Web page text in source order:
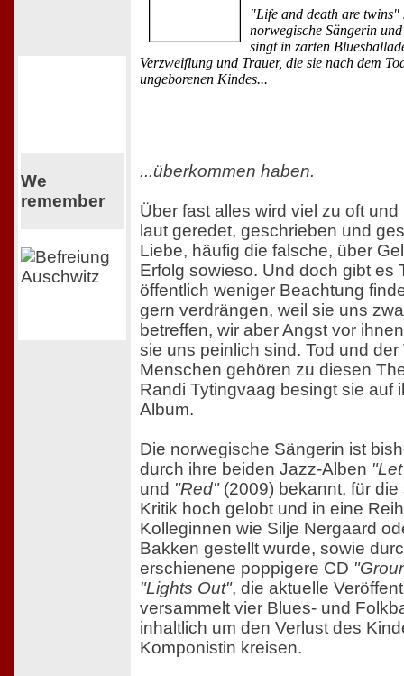
We
remember
"Life and death are twins"
norwegische Sängerin
singt in zarten
Verzweiflung und Trauer, die sie nach dem
ungeborenen Kindes...
...überkommen haben.
Über fast alles wird viel zu oft
laut geredet, geschrieben und
Liebe, häufig die falsche, über
Erfolg sowieso. Und doch gibt es
öffentlich weniger Beachtung
gern verdrängen, weil sie uns
betreffen, wir aber Angst vor
sie uns peinlich sind. Tod und der
Menschen gehören zu diesen
Randi Tytingvaag besingt sie auf
Album.
Die norwegische Sängerin ist
durch ihre beiden Jazz-Alben
und "Red"(2009) bekannt, für die
Kritik hoch gelobt und in eine
Kolleginnen wie Silje Nergaard
Bakken gestellt wurde, sowie
erschienene poppigere CD
"Lights Out", die aktuelle
versammelt vier Blues- und
inhaltlich um den Verlust des
Komponistin kreisen.